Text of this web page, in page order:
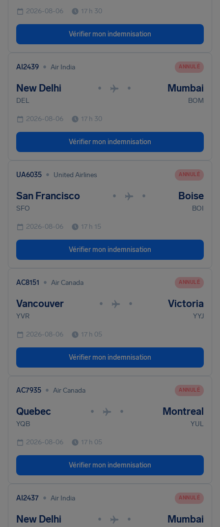
2026-08-06 17 h 30
Vérifier mon indemnisation
AI2439 • Air India ANNULÉ
New Delhi • • Mumbai
DEL BOM
2026-08-06 17 h 30
Vérifier mon indemnisation
UA6035 • United Airlines ANNULÉ
San Francisco • • Boise
SFO BOI
2026-08-06 17 h 15
Vérifier mon indemnisation
AC8151 • Air Canada ANNULÉ
Vancouver • • Victoria
YVR YYJ
2026-08-06 17 h 05
Vérifier mon indemnisation
AC7935 • Air Canada ANNULÉ
Quebec • • Montreal
YQB YUL
2026-08-06 17 h 05
Vérifier mon indemnisation
AI2437 • Air India ANNULÉ
New Delhi • • Mumbai